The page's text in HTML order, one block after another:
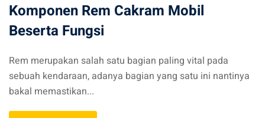
Komponen Rem Cakram Mobil
Beserta Fungsi
Rem merupakan salah satu bagian paling vital pada
sebuah kendaraan, adanya bagian yang satu ini nantinya
bakal memastikan...